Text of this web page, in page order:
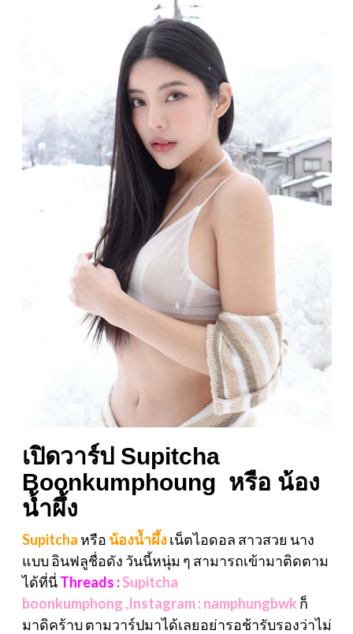
เปิดวาร์ป Supitcha
Boonkumphoung หรือ น้อง
น้ำผึ้ง
Supitcha หรือ น้องน้ำผึ้ง เน็ตไอดอล สาวสวย นาง
แบบ อินฟลูชื่อดัง วันนี้หนุ่ม ๆ สามารถเข้ามาติดตาม
ได้ที่นี่Threads :Supitcha
boonkumphong ,Instagram : namphungbwk ก็
มาดิคร้าบ ตามวาร์ปมาได้เลยอย่ารอช้ารับรองว่าไม่